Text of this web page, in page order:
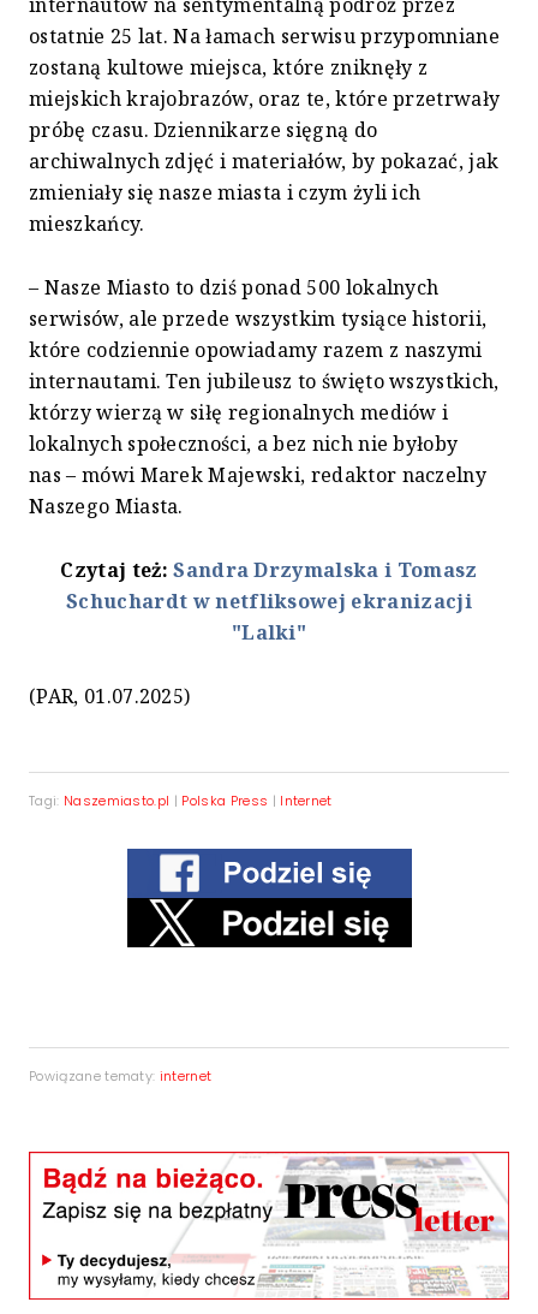
ostatnie 25 lat. Na łamach serwisu przypomniane
zostaną kultowe miejsca, które zniknęły z
miejskich krajobrazów, oraz te, które przetrwały
próbę czasu. Dziennikarze sięgną do
archiwalnych zdjęć i materiałów, by pokazać, jak
zmieniały się nasze miasta i czym żyli ich
mieszkańcy.
– Nasze Miasto to dziś ponad 500 lokalnych
serwisów, ale przede wszystkim tysiące historii,
które codziennie opowiadamy razem z naszymi
internautami. Ten jubileusz to święto wszystkich,
którzy wierzą w siłę regionalnych mediów i
lokalnych społeczności, a bez nich nie byłoby
nas – mówi Marek Majewski, redaktor naczelny
Naszego Miasta.
Czytaj też:Sandra Drzymalska i Tomasz
Schuchardt w netfliksowej ekranizacji
"Lalki"
(PAR, 01.07.2025)
Tagi: Naszemiasto.pl | Polska Press | Internet
Powiązane tematy: internet